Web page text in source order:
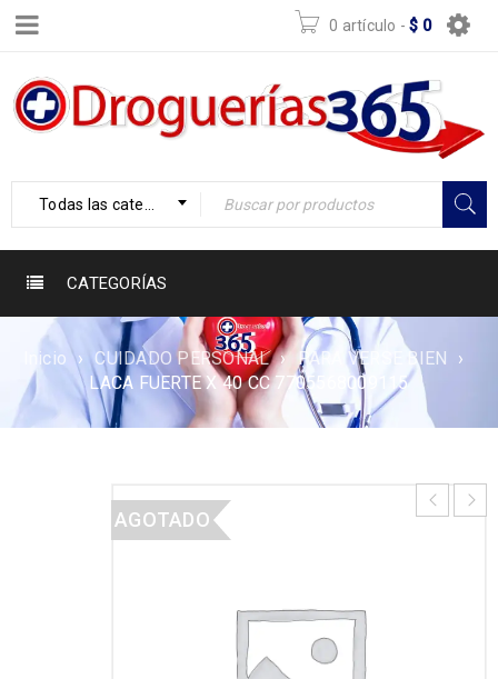
0 artículo - $ 0
Todas las categorías
CATEGORÍAS
Inicio › CUIDADO PERSONAL › PARA VERSE BIEN
›
LACA FUERTE X 40 CC 7705568009115
AGOTADO